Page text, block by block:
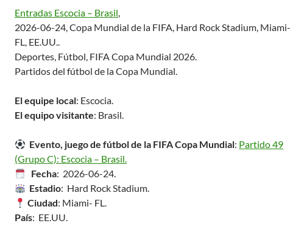
Entradas Escocia – Brasil,
2026-06-24, Copa Mundial de la FIFA, Hard Rock Stadium, Miami-
FL, EE.UU..
Deportes, Fútbol, FIFA Copa Mundial 2026.
Partidos del fútbol de la Copa Mundial.
El equipe local: Escocia.
El equipo visitante: Brasil.
Evento, juego de fútbol de la FIFA Copa Mundial: Partido 49
(Grupo C): Escocia – Brasil.
Fecha: 2026-06-24.
Estadio: Hard Rock Stadium.
Ciudad: Miami- FL.
País: EE.UU.